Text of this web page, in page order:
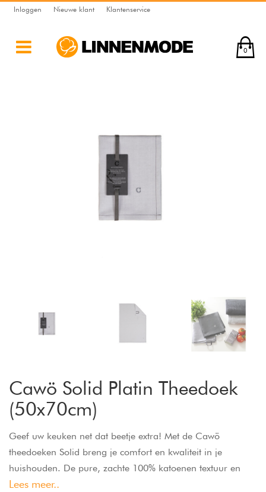
Inloggen Nieuwe klant Klantenservice
0
Cawö Solid Platin Theedoek
(50x70cm)
Geef uw keuken net dat beetje extra! Met de Cawö
theedoeken Solid breng je comfort en kwaliteit in je
huishouden. De pure, zachte 100% katoenen textuur en
een grote diversiteit aan kleuren zullen uw huis betoveren.
Lees meer..